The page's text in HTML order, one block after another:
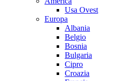
Usa Ovest
Europa
Albania
Belgio
Bosnia
Bulgaria
Cipro
Croazia